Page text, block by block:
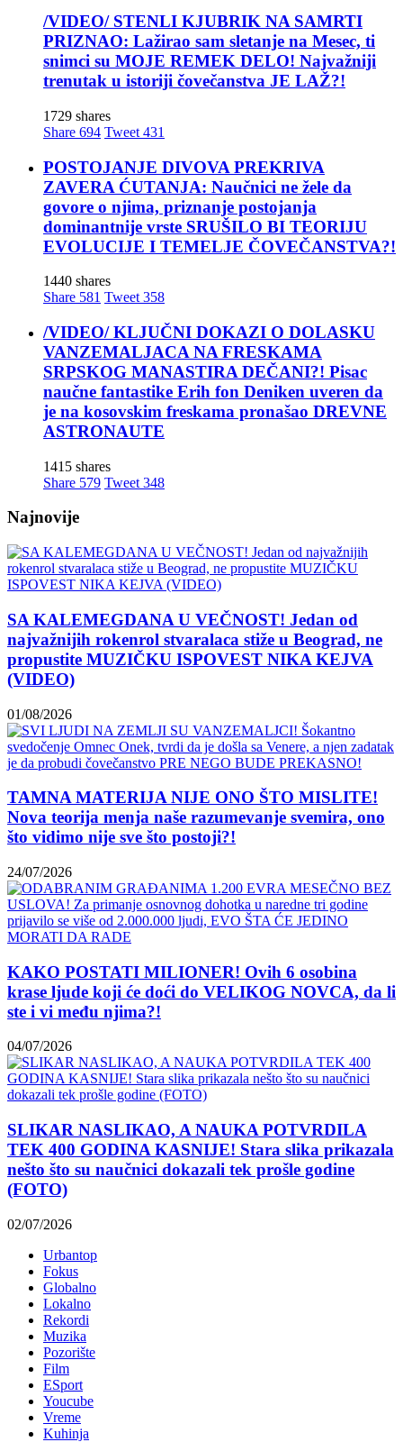
/VIDEO/ STENLI KJUBRIK NA SAMRTI
PRIZNAO: Lažirao sam sletanje na Mesec, ti
snimci su MOJE REMEK DELO! Najvažniji
trenutak u istoriji čovečanstva JE LAŽ?!
1729 shares
Share 694 Tweet 431
POSTOJANJE DIVOVA PREKRIVA
ZAVERA ĆUTANJA: Naučnici ne žele da
govore o njima, priznanje postojanja
dominantnije vrste SRUŠILO BI TEORIJU
EVOLUCIJE I TEMELJE ČOVEČANSTVA?!
1440 shares
Share 581 Tweet 358
/VIDEO/ KLJUČNI DOKAZI O DOLASKU
VANZEMALJACA NA FRESKAMA
SRPSKOG MANASTIRA DEČANI?! Pisac
naučne fantastike Erih fon Deniken uveren da
je na kosovskim freskama pronašao DREVNE
ASTRONAUTE
1415 shares
Share 579 Tweet 348
Najnovije
SA KALEMEGDANA U VEČNOST! Jedan od
najvažnijih rokenrol stvaralaca stiže u Beograd, ne
propustite MUZIČKU ISPOVEST NIKA KEJVA
(VIDEO)
01/08/2026
TAMNA MATERIJA NIJE ONO ŠTO MISLITE!
Nova teorija menja naše razumevanje svemira, ono
što vidimo nije sve što postoji?!
24/07/2026
KAKO POSTATI MILIONER! Ovih 6 osobina
krase ljude koji će doći do VELIKOG NOVCA, da li
ste i vi među njima?!
04/07/2026
SLIKAR NASLIKAO, A NAUKA POTVRDILA
TEK 400 GODINA KASNIJE! Stara slika prikazala
nešto što su naučnici dokazali tek prošle godine
(FOTO)
02/07/2026
Urbantop
Fokus
Globalno
Lokalno
Rekordi
Muzika
Pozorište
Film
ESport
Youcube
Vreme
Kuhinja